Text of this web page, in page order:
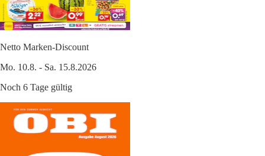
Netto Marken-Discount
Mo. 10.8. - Sa. 15.8.2026
Noch 6 Tage gültig